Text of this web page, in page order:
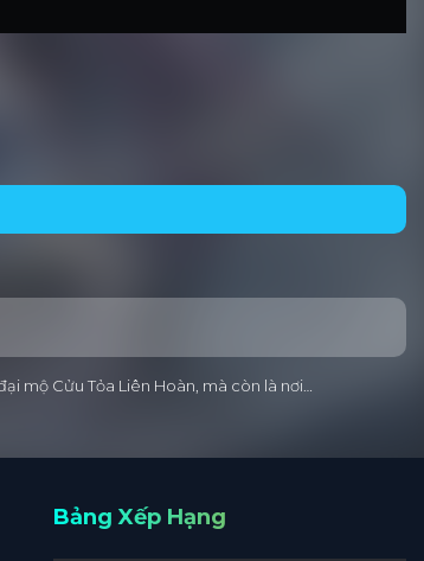
mộ Cửu Tỏa Liên Hoàn, mà còn là nơi…
Bảng Xếp Hạng